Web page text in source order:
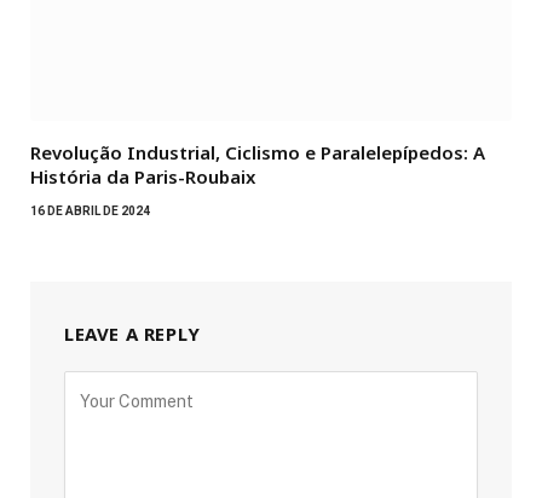
Revolução Industrial, Ciclismo e Paralelepípedos: A
História da Paris-Roubaix
16 DE ABRIL DE 2024
LEAVE A REPLY